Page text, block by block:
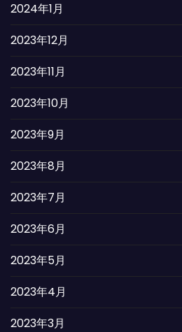
2024年1月
2023年12月
2023年11月
2023年10月
2023年9月
2023年8月
2023年7月
2023年6月
2023年5月
2023年4月
2023年3月